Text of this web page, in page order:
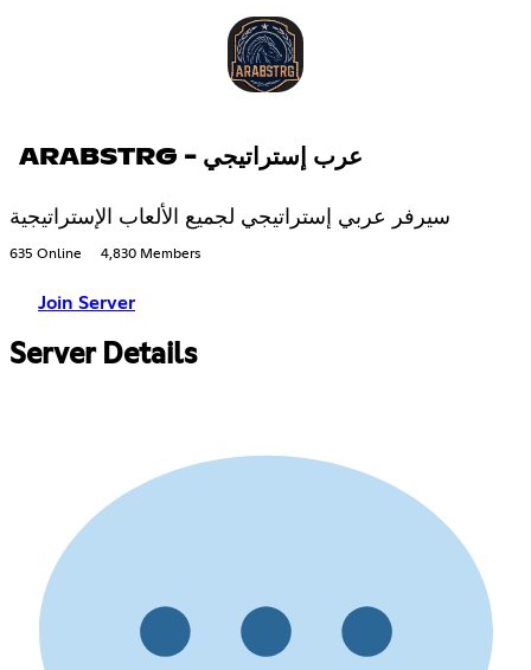
ARABSTRG - عرب إستراتيجي
سيرفر عربي إستراتيجي لجميع الألعاب الإستراتيجية
635 Online 4,830 Members
Join Server
Server Details